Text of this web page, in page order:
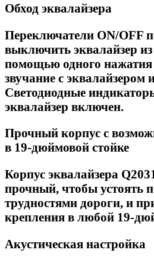
Обход эквалайзера
Переключатели ON/OFF
выключить эквалайзер из
помощью одного нажатия
звучание с эквалайзером
Светодиодные
эквалайзер включен.
Прочный корпус с
в 19-дюймовой стойке
Корпус эквалайзера
прочный, чтобы устоять
трудностями дороги, и
крепления в любой 19-
Акустическая настройка